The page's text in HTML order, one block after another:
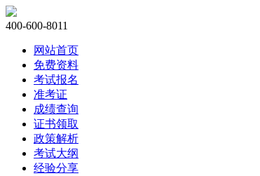
400-600-8011
网站首页
免费资料
考试报名
准考证
成绩查询
证书领取
政策解析
考试大纲
经验分享